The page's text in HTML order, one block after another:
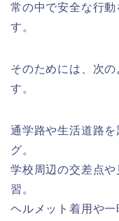
常の中で安全な行
す。
そのためには、次
す。
通学路や生活道路
グ。
学校周辺の交差点
習。
ヘルメット着用や一